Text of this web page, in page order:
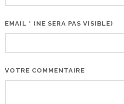
EMAIL * (NE SERA PAS VISIBLE)
VOTRE COMMENTAIRE